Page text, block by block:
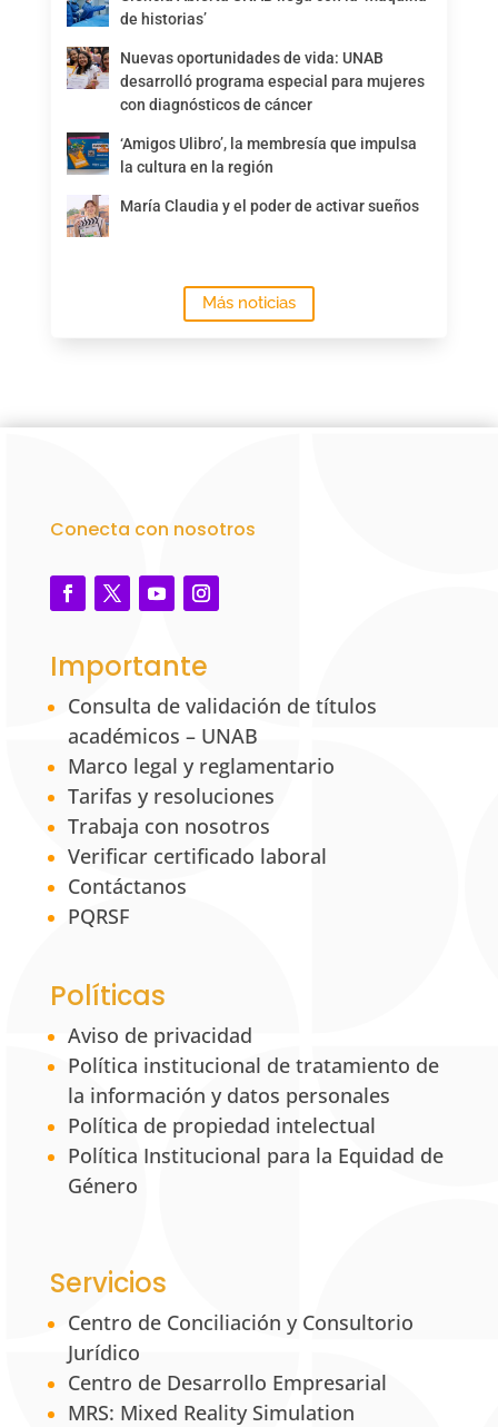
de historias’
Nuevas oportunidades de vida: UNAB
desarrolló programa especial para mujeres
con diagnósticos de cáncer
‘Amigos Ulibro’, la membresía que impulsa
la cultura en la región
María Claudia y el poder de activar sueños
Más noticias
Conecta con nosotros
Importante
Consulta de validación de títulos
académicos – UNAB
Marco legal y reglamentario
Tarifas y resoluciones
Trabaja con nosotros
Verificar certificado laboral
Contáctanos
PQRSF
Políticas
Aviso de privacidad
Política institucional de tratamiento de
la información y datos personales
Política de propiedad intelectual
Política Institucional para la Equidad de
Género
Servicios
Centro de Conciliación y Consultorio
Jurídico
Centro de Desarrollo Empresarial
MRS: Mixed Reality Simulation